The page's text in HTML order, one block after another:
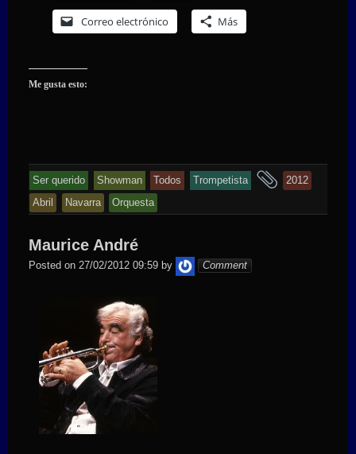
Correo electrónico Más
Me gusta esto:
Ser querido Showman Todos Trompetista
and
2012
Abril
Navarra Orquesta
Maurice André
Posted on 27/02/2012 09:59 by admin
Comment